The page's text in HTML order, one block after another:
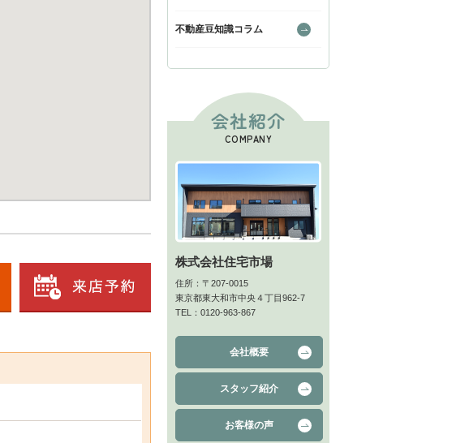
不動産豆知識コラム
会社紹介
COMPANY
株式会社住宅市場
住所：〒207-0015
東京都東大和市中央４丁目962-7
TEL：0120-963-867
会社概要
スタッフ紹介
お客様の声